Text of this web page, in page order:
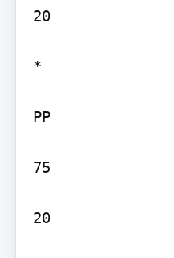
20
*
PP
75
20